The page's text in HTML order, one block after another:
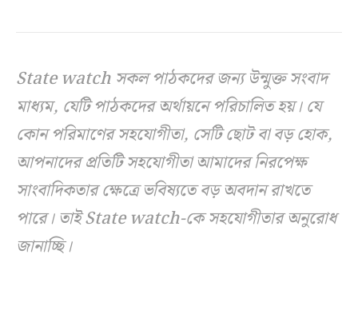
State watch সকল পাঠকদের জন্য উন্মুক্ত সংবাদ
মাধ্যম, যেটি পাঠকদের অর্থায়নে পরিচালিত হয়। যে
কোন পরিমাণের সহযোগীতা, সেটি ছোট বা বড় হোক,
আপনাদের প্রতিটি সহযোগীতা আমাদের নিরপেক্ষ
সাংবাদিকতার ক্ষেত্রে ভবিষ্যতে বড় অবদান রাখতে
পারে। তাই State watch-কে সহযোগীতার অনুরোধ
জানাচ্ছি।